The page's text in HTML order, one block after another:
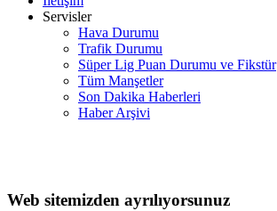
Servisler
Hava Durumu
Trafik Durumu
Süper Lig Puan Durumu ve Fikstür
Tüm Manşetler
Son Dakika Haberleri
Haber Arşivi
Web sitemizden ayrılıyorsunuz